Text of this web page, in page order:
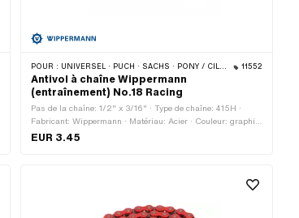
POUR : UNIVERSEL · PUCH · SACHS · PONY / CILO (BÊTA 521 & 512) · ZÜNDAPP BELMONDO · TOMOS · BYE BIKE 11552
Antivol à chaîne Wippermann
(entraînement) No.18 Racing
Pas de la chaîne: 1/2" x 3/16" · Type de chaîne: 415H ·
Fabricant: Wippermann · Matériau: Acier · Couleur: graphite
· Type de cadenas à chaîne: Fermeture à ressort · Surface:
EUR 3.45